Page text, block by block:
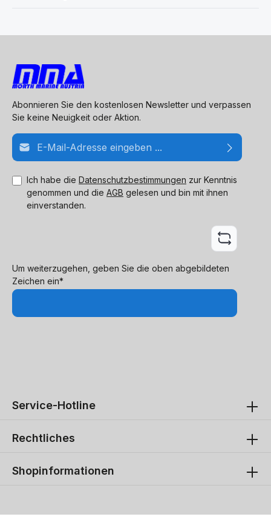
Abonnieren Sie den kostenlosen Newsletter und verpassen
Sie keine Neuigkeit oder Aktion.
E-Mail-Adresse*
Ich habe die Datenschutzbestimmungen zur Kenntnis
genommen und die AGB gelesen und bin mit ihnen
einverstanden.
Um weiterzugehen, geben Sie die oben abgebildeten
Zeichen ein*
Service-Hotline
Rechtliches
Shopinformationen